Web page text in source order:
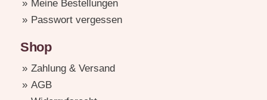
Meine Bestellungen
Passwort vergessen
Shop
Zahlung & Versand
AGB